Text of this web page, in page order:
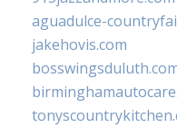
aguadulce-
jakehovis.com